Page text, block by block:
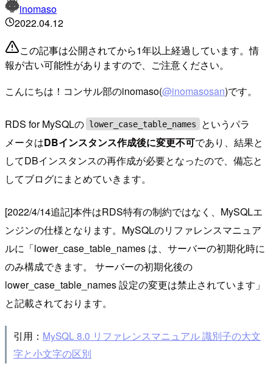
inomaso
2022.04.12
この記事は公開されてから1年以上経過しています。情
報が古い可能性がありますので、ご注意ください。
こんにちは！コンサル部のinomaso(@inomasosan)です。
RDS for MySQLの lower_case_table_names
というパラ
メータはDBインスタンス作成後に変更不可であり、結果と
してDBインスタンスの再作成が必要となったので、備忘と
してブログにまとめていきます。
[2022/4/14追記]本件はRDS特有の制約ではなく、MySQLエ
ンジンの仕様となります。MySQLのリファレンスマニュア
ルに「lower_case_table_names は、サーバーの初期化時に
のみ構成できます。 サーバーの初期化後の
lower_case_table_names 設定の変更は禁止されています」
と記載されております。
引用： MySQL 8.0 リファレンスマニュアル 識別子の大文
字と小文字の区別